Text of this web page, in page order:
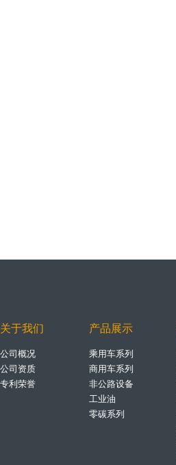
关于我们
公司概况
公司资质
专利荣誉
产品展示
乘用车系列
商用车系列
非公路设备
工业油
零碳系列